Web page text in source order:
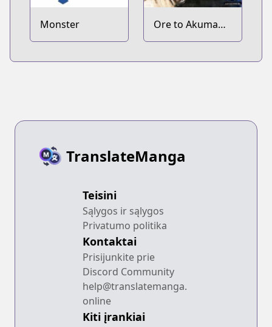
Monster
Ore to Akuma
no Blues
TranslateManga
Teisini
Sąlygos ir sąlygos
Privatumo politika
Kontaktai
Prisijunkite prie
Discord Community
help@translatemanga.
online
Kiti įrankiai